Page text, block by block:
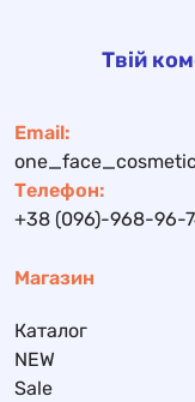
Твій
Email:
Телефон:
+38 (096)-968-96-
Магазин
Каталог
NEW
Sale